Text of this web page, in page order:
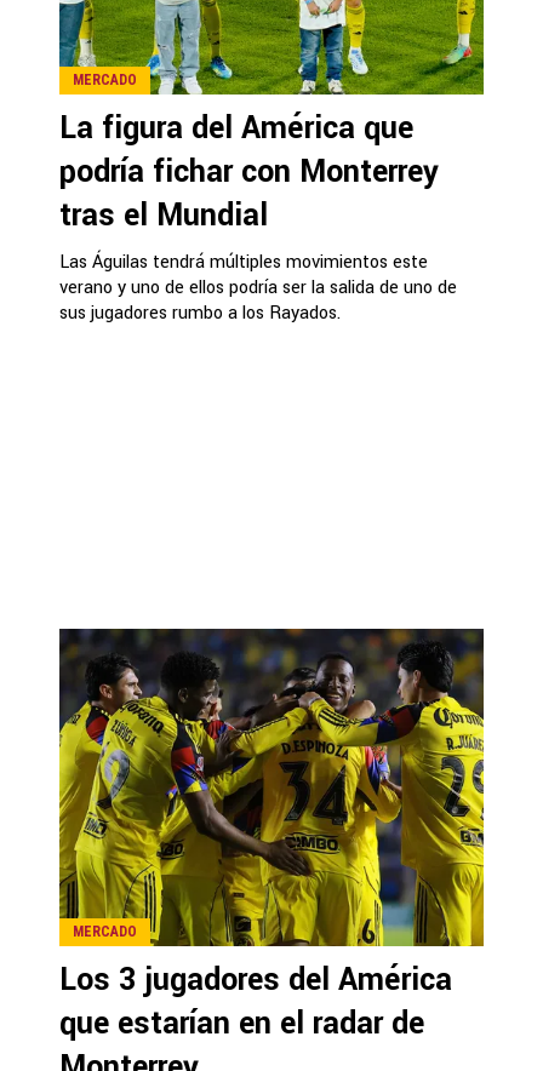
MERCADO
La figura del América que
podría fichar con Monterrey
tras el Mundial
Las Águilas tendrá múltiples movimientos este
verano y uno de ellos podría ser la salida de uno de
sus jugadores rumbo a los Rayados.
MERCADO
Los 3 jugadores del América
que estarían en el radar de